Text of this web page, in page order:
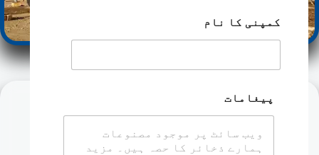
کمپنی کا نام
پیغامات
بھرپور تجربہ
بھاری مشینری برآمد کرنے کی صنعت